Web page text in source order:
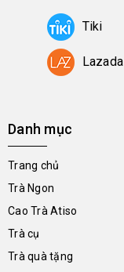
Tiki
Lazada
Danh mục
Trang chủ
Trà Ngon
Cao Trà Atiso
Trà cụ
Trà quà tặng